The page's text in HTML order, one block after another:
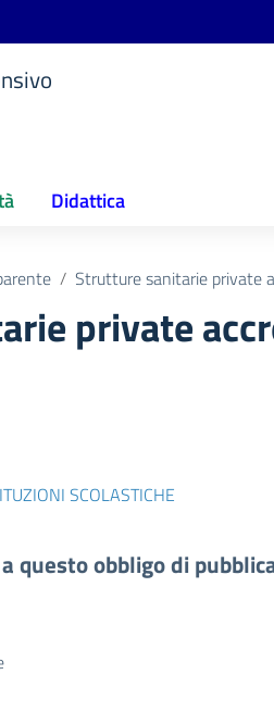
Didattica
Strutture sanitarie private
private
SCOLASTICHE
questo obbligo di